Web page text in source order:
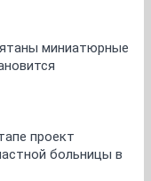
миниатюрные
проект
больницы в